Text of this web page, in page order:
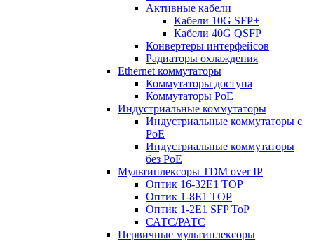
Активные кабели
Кабели 10G SFP+
Кабели 40G QSFP
Конвертеры интерфейсов
Радиаторы охлаждения
Ethernet коммутаторы
Коммутаторы доступа
Коммутаторы PoE
Индустриальные коммутаторы
Индустриальные коммутаторы с
PoE
Индустриальные коммутаторы
без PoE
Мультиплексоры TDM over IP
Оптик 16-32E1 TOP
Оптик 1-8E1 TOP
Оптик 1-2E1 SFP ToP
САТС/РАТС
Первичные мультиплексоры